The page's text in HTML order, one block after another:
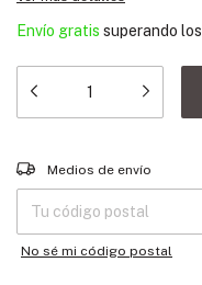
Envío gratis superando los
Entregas para el CP:
Medios de envío
No sé mi código postal